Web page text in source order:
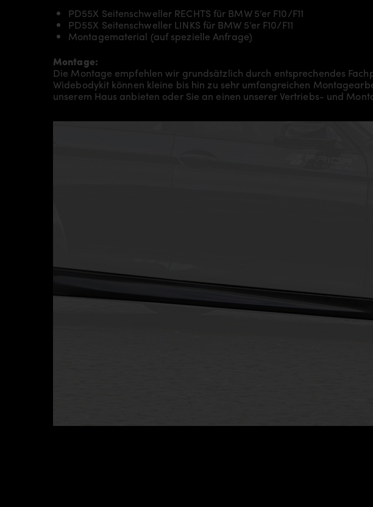
PD55X Seitenschweller RECHTS für BMW 5’er F10/F11
PD55X Seitenschweller LINKS für BMW 5’er F10/F11
Montagematerial (auf spezielle Anfrage)
Montage:
Die Montage empfehlen wir grundsätzlich durch entsprechendes
Widebodykit können kleine bis hin zu sehr umfangreichen
unserem Haus anbieten oder Sie an einen unserer Vertriebs- und